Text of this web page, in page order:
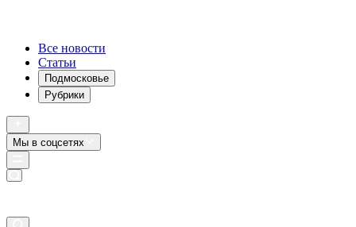
Все новости
Статьи
Подмосковье
Рубрики
Мы в соцсетях